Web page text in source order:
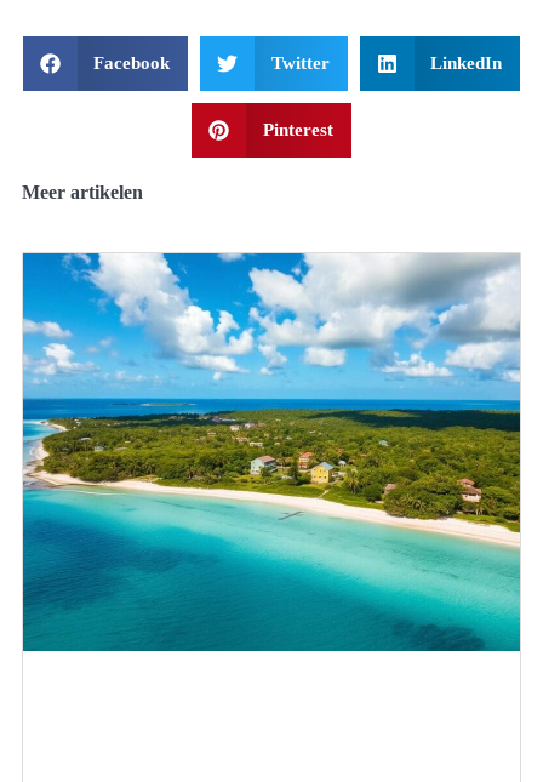
Facebook Twitter LinkedIn
Pinterest
Meer artikelen